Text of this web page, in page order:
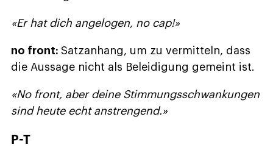
«Er hat dich angelogen, no cap!»
no front: Satzanhang, um zu vermitteln, dass
die Aussage nicht als Beleidigung gemeint ist.
«No front, aber deine Stimmungsschwankungen
sind heute echt anstrengend.»
P-T